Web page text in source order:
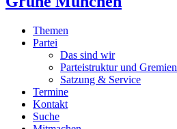
Themen
Partei
Das sind wir
Parteistruktur und Gremien
Satzung & Service
Termine
Kontakt
Suche